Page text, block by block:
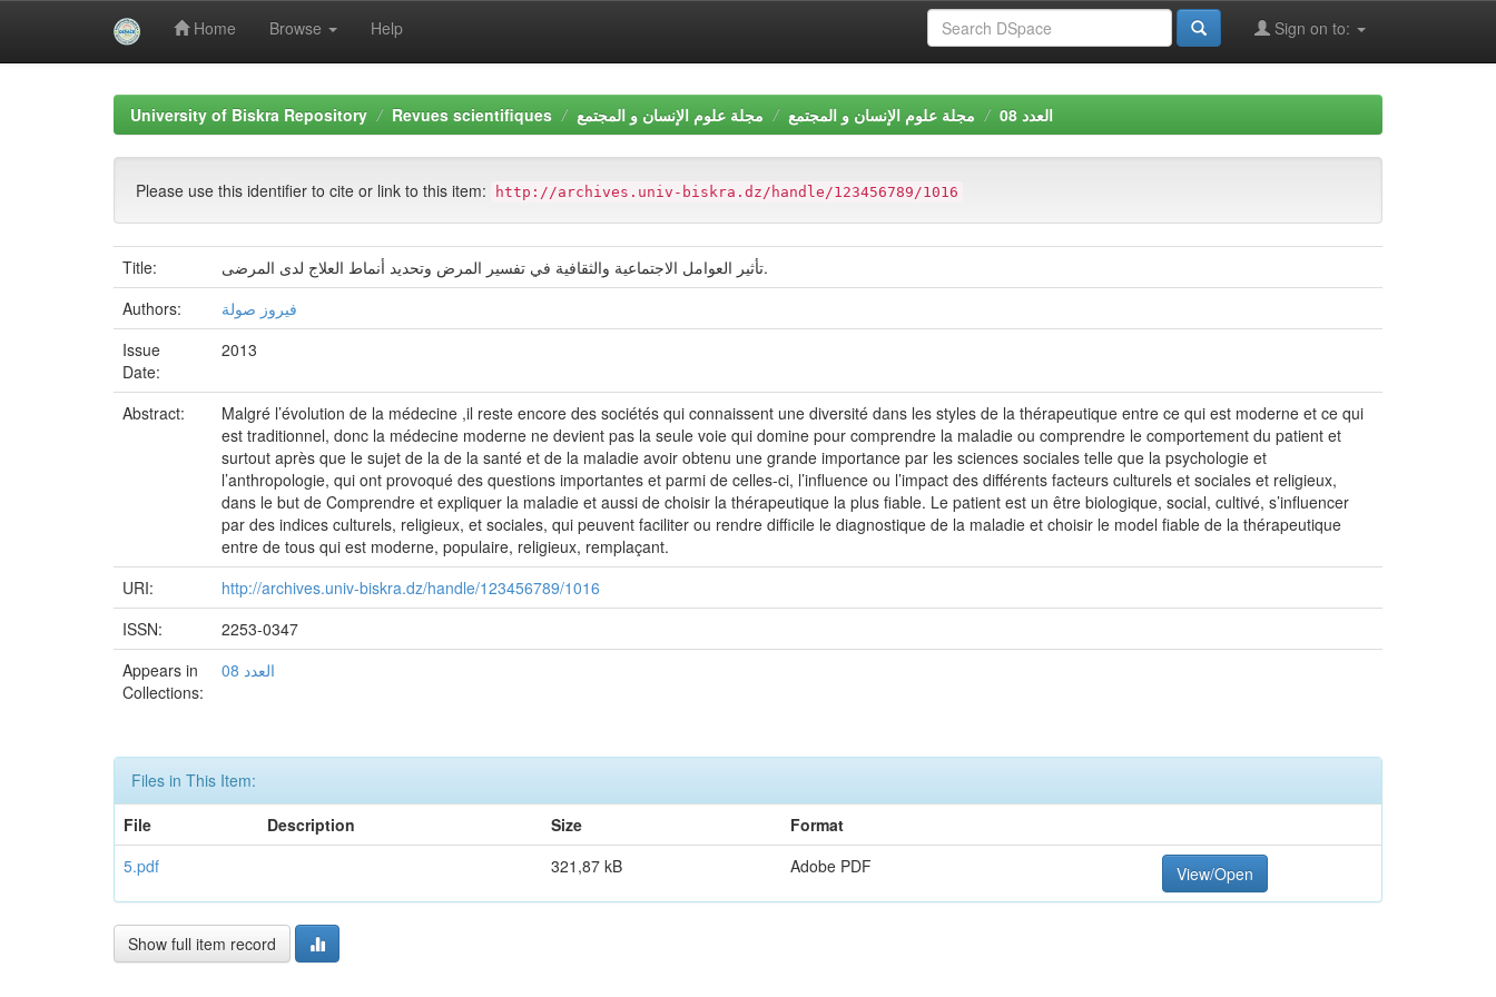
Home Browse Help Sign on to:
University of Biskra Repository Revues scientifiques مجلة علوم الإنسان و المجتمع مجلة علوم الإنسان و المجتمع العدد 08
Please use this identifier to cite or link to this item: http://archives.univ-biskra.dz/handle/123456789/1016
Title:
تأثير العوامل الاجتماعية والثقافية في تفسير المرض وتحديد أنماط العلاج لدى المرضى.
Authors:
فيروز صولة
Issue
Date:
2013
Abstract:
Malgré l’évolution de la médecine ,il reste encore des sociétés qui connaissent une diversité dans les styles de la thérapeutique entre ce qui est moderne et ce qui
est traditionnel, donc la médecine moderne ne devient pas la seule voie qui domine pour comprendre la maladie ou comprendre le comportement du patient et
surtout après que le sujet de la de la santé et de la maladie avoir obtenu une grande importance par les sciences sociales telle que la psychologie et
l’anthropologie, qui ont provoqué des questions importantes et parmi de celles-ci, l’influence ou l’impact des différents facteurs culturels et sociales et religieux,
dans le but de Comprendre et expliquer la maladie et aussi de choisir la thérapeutique la plus fiable. Le patient est un être biologique, social, cultivé, s’influencer
par des indices culturels, religieux, et sociales, qui peuvent faciliter ou rendre difficile le diagnostique de la maladie et choisir le model fiable de la thérapeutique
entre de tous qui est moderne, populaire, religieux, remplaçant.
URI:
http://archives.univ-biskra.dz/handle/123456789/1016
ISSN:
2253-0347
Appears in
Collections:
العدد 08
Files in This Item:
File
Description Size
Format
5.pdf
321,87 kB Adobe PDF View/Open
Show full item record